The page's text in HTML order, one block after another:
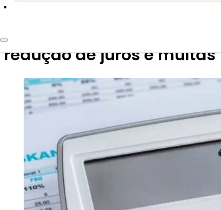
31 de janeiro de 2025
RS autorizado a
redução de juros e multas